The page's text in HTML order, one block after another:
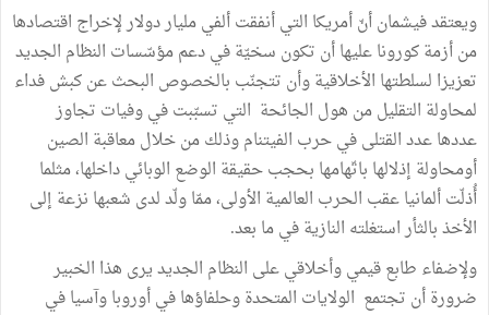
ويعتقد فيشمان أنّ أمريكا التي أنفقت ألفي مليار دولار لإخراج اقتصادها
من أزمة كورونا عليها أن تكون سخيّة في دعم مؤسّسات النظام الجديد
تعزيزا لسلطتها الأخلاقية وأن تتجنّب بالخصوص البحث عن كبش فداء
لمحاولة التقليل من هول الجائحة التي تسبّبت في وفيات تجاوز
عددها عدد القتلى في حرب الفيتنام وذلك من خلال معاقبة الصين
أومحاولة إذلالها باتّهامها بحجب حقيقة الوضع الوبائي داخلها، مثلما
أُذلّت ألمانيا عقب الحرب العالمية الأولى، ممّا ولّد لدى شعبها نزعة إلى
الأخذ بالثأر استغلته النازية في ما بعد.
ولإضفاء طابع قيمي وأخلاقي على النظام الجديد يرى هذا الخبير
ضرورة أن تجتمع الولايات المتحدة وحلفاؤها في أوروبا وآسيا في